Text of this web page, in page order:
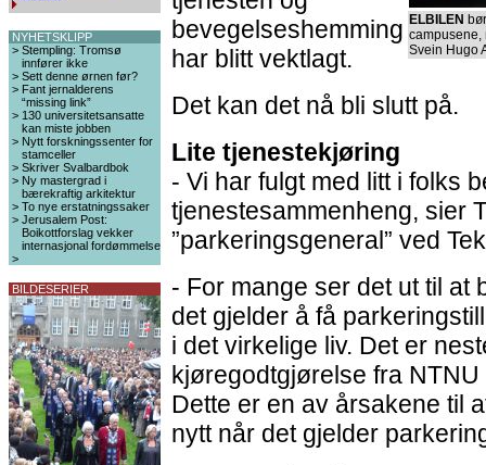
NYHETSKLIPP
> Stempling: Tromsø
innfører ikke
> Sett denne ørnen før?
> Fant jernalderens
“missing link”
> 130 universitetsansatte
kan miste jobben
> Nytt forskningssenter for
stamceller
> Skriver Svalbardbok
> Ny mastergrad i
bærekraftig arkitektur
> To nye erstatningssaker
> Jerusalem Post:
Boikottforslag vekker
internasjonal fordømmelse
>
BILDESERIER
ELBILEN
campusene,
Svein Hugo
bevegelseshemming
har blitt vektlagt.
Det kan det nå bli slutt på.
Lite tjenestekjøring
- Vi har fulgt med litt i folks
tjenestesammenheng, sier
”parkeringsgeneral” ved
- For mange ser det ut til at
det gjelder å få
i det virkelige liv. Det er
kjøregodtgjørelse fra
Dette er en av årsakene til
nytt når det gjelder